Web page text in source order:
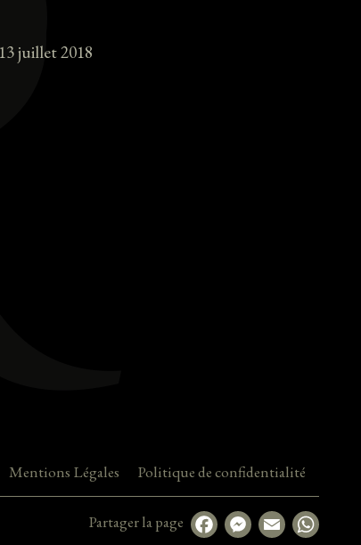
juillet 2018
Mentions Légales Politique de confidentialité
Partager la page